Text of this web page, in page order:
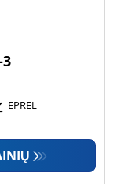
EPREL